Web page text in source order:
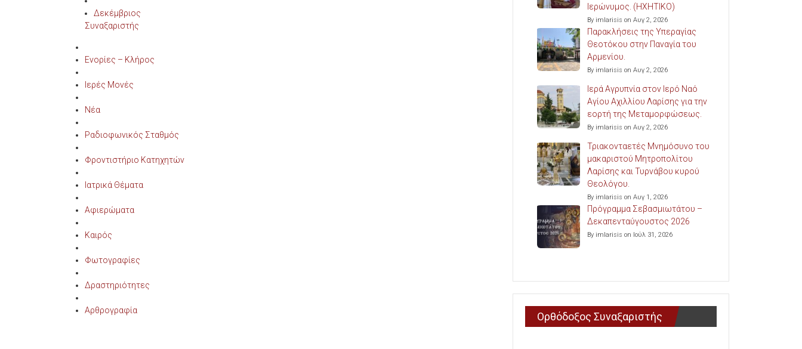
Δεκέμβριος
Συναξαριστής
Ενορίες – Κλήρος
Ιερές Μονές
Νέα
Ραδιοφωνικός Σταθμός
Φροντιστήριο Κατηχητών
Ιατρικά Θέματα
Αφιερώματα
Καιρός
Φωτογραφίες
Δραστηριότητες
Αρθρογραφία
Ιερώνυμος. (ΗΧΗΤΙΚΟ)
By imlarisis on Αυγ 2, 2026
Παρακλήσεις της Υπεραγίας
Θεοτόκου στην Παναγία του
Αρμενίου.
By imlarisis on Αυγ 2, 2026
Ιερά Αγρυπνία στον Ιερό Ναό
Αγίου Αχιλλίου Λαρίσης για την
εορτή της Μεταμορφώσεως.
By imlarisis on Αυγ 2, 2026
Τριακονταετές Μνημόσυνο του
μακαριστού Μητροπολίτου
Λαρίσης και Τυρνάβου κυρού
Θεολόγου.
By imlarisis on Αυγ 1, 2026
Πρόγραμμα Σεβασμιωτάτου –
Δεκαπενταύγουστος 2026
By imlarisis on Ιούλ 31, 2026
Ορθόδοξος Συναξαριστής